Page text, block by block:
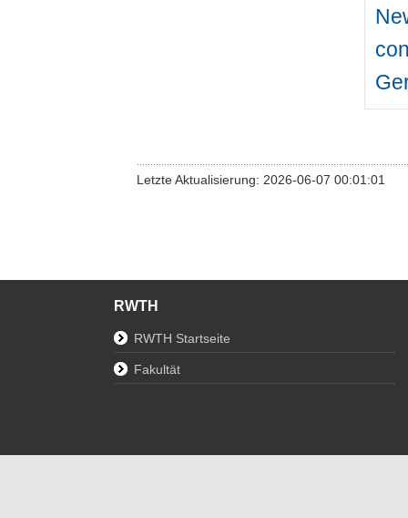
Letzte Aktualisierung: 2026-06-07 00:01:01
RWTH
RWTH Startseite
Fakultät